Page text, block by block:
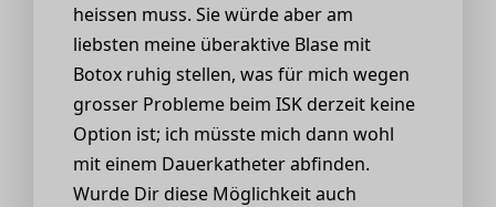
heissen muss. Sie würde aber am
liebsten meine überaktive Blase mit
Botox ruhig stellen, was für mich wegen
grosser Probleme beim ISK derzeit keine
Option ist; ich müsste mich dann wohl
mit einem Dauerkatheter abfinden.
Wurde Dir diese Möglichkeit auch